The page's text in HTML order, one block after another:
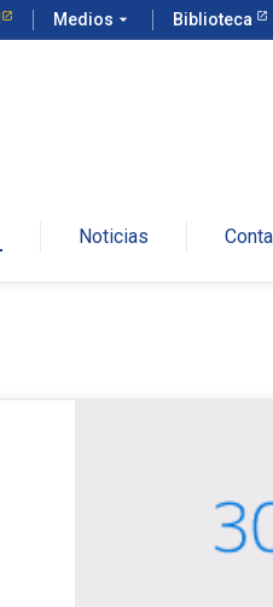
Medios arrow_drop_down Biblioteca
Noticias